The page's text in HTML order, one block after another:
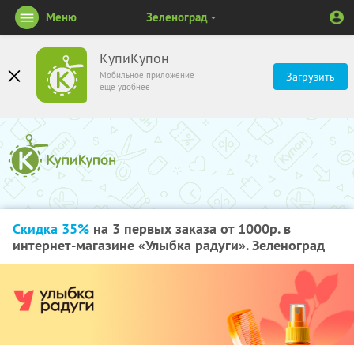
КупиКупон
Мобильное приложение
ещё удобнее
Загрузить
Меню Зеленоград
Скидка 35% на 3 первых заказа от 1000р. в
интернет-магазине «Улыбка радуги». Зеленоград